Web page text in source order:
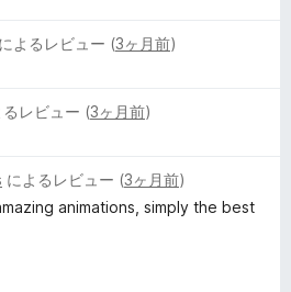
によるレビュー (3ヶ月前)
るレビュー (3ヶ月前)
によるレビュー (3ヶ月前)
animations, simply the best